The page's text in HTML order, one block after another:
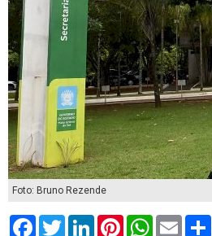
Foto: Bruno Rezende
FacebookTwitterLinkedInPinterestWhatsApp
Email